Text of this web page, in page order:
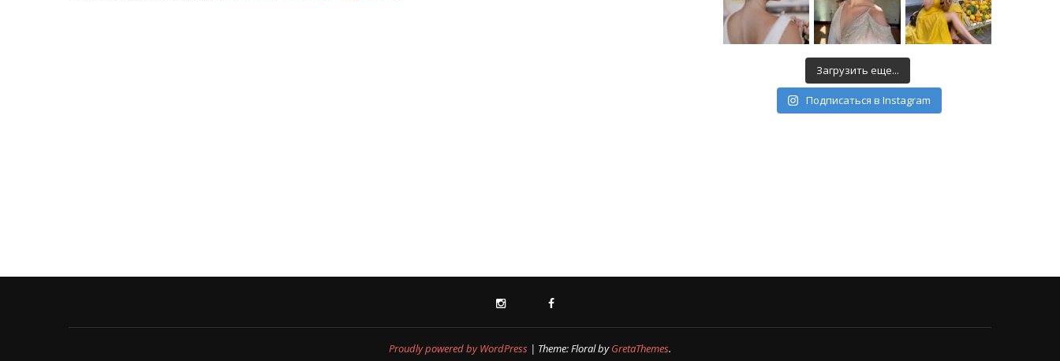
Загрузить еще...
Подписаться в Instagram
INSTAGRAM
Proudly powered by WordPress | Theme: Floral byGretaThemes.